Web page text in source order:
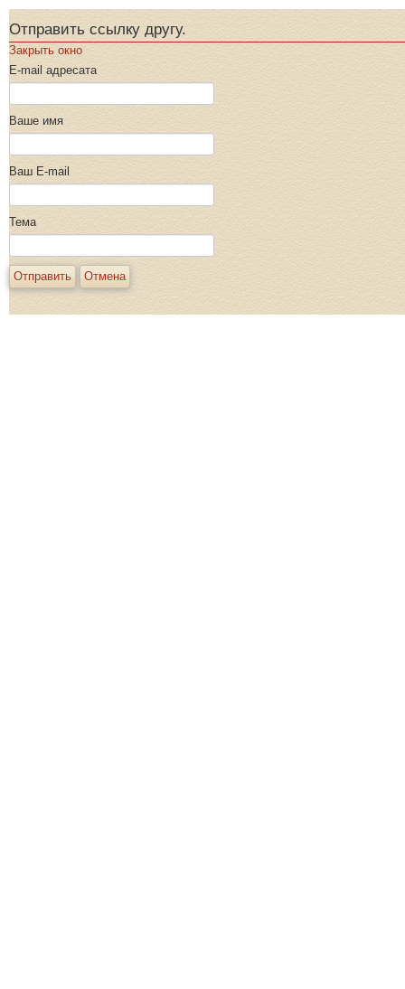
Отправить ссылку другу.
Закрыть окно
E-mail адресата
Ваше имя
Ваш E-mail
Тема
Отправить Отмена